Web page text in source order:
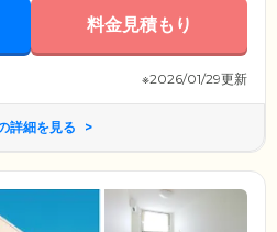
四肢筋力や全身の体力向上をはじめ、理学
流促進など多彩なプログラムで、ご入居者
料金見積もり
※2026/01/29更新
詳細を見る